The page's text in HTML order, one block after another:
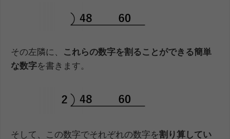
その左隣に、 これらの数字を割ることができる簡単
な数字を書きます。
そして、この数字でそれぞれの数字を割り算 してい